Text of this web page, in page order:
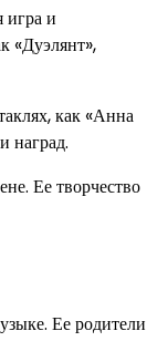
игра и
«Дуэлянт»,
как «Анна
наград.
Ее творчество
Ее родители